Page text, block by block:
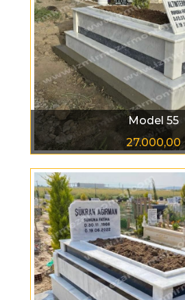
Model 55
27.000,00